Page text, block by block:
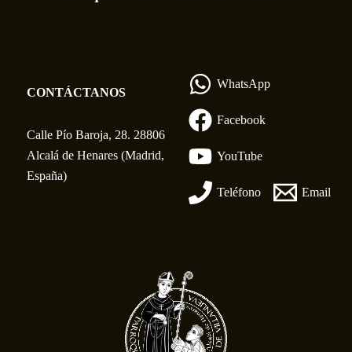
CONTÁCTANOS
Calle Pío Baroja, 28. 28806
Alcalá de Henares (Madrid,
España)
WhatsApp
Facebook
YouTube
Teléfono Email